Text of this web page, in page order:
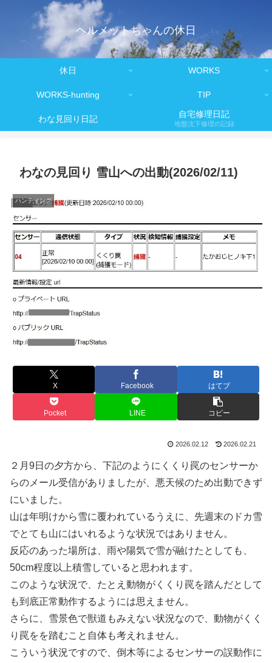
ヘルメットちゃんの休日
休日 WORKS
WORKS-hunting TIP
わな見回り日記 自宅修理日記
地盤沈下修理の記録
わなの見回り 雪山への出動(2026/02/11)
ハンティング
X Facebook はてブ
Pocket LINE コピー
2026.02.12 2026.02.21
２月9日の夕方から、下記のようにくくり罠のセンサーか
らのメール受信がありましたが、悪天候のため出動できず
にいました。
山は年明けから雪に覆われているうえに、先週末のドカ雪
でとても山にはいれるような状況ではありません。
反応のあった場所は、雨や陽気で雪が融けたとしても、
50cm程度以上積雪していると思われます。
このような状況で、たとえ動物がくくり罠を踏んだとして
も到底正常動作するようには思えません。
さらに、雪景色で獣道もみえない状況なので、動物がくく
り罠をを踏むこと自体も考えれません。
こういう状況ですので、倒木等によるセンサーの誤動作に